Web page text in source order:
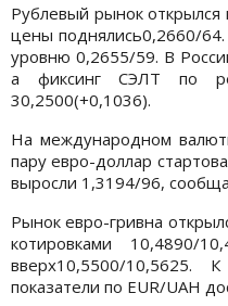
Рублевый рынок
цены поднялись0,2660/
уровню 0,2655/59. В
а фиксинг СЭЛТ по
30,2500(+0,1036).
На международном
пару евро-доллар
выросли 1,3194/96,
Рынок евро-гривна
котировками
вверх10,5500/10,5625.
показатели по EUR/UAH